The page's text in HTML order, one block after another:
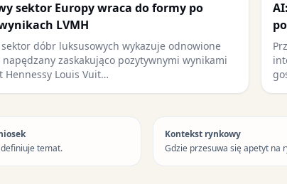
sektor Europy wraca do formy po
LVMH
dóbr luksusowych wykazuje odnowione
napędzany zaskakująco pozytywnymi wynikami
Hennessy Louis Vuit…
temat.
Kontekst rynkowy
Gdzie przesuwa się apetyt na